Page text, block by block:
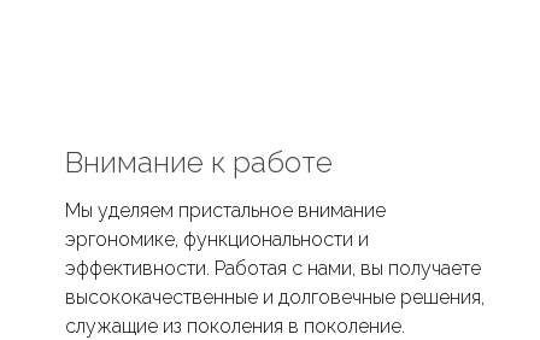
Мы уделяем пристальное внимание
эргономике, функциональности и
эффективности. Работая с нами, вы получаете
высококачественные и долговечные решения,
служащие из поколения в поколение.
Внимание к работе